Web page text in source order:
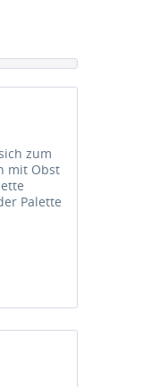
zum
mit Obst
Palette